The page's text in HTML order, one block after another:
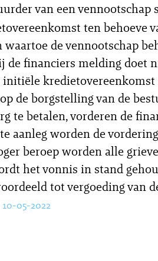
van een vennootschap
ten behoeve
de vennootschap
de financiers melding doet
kredietovereenkomst
de borgstelling van de
te betalen, vorderen de
aanleg worden de
beroep worden alle
het vonnis in stand
tot vergoeding van
10-05-2022